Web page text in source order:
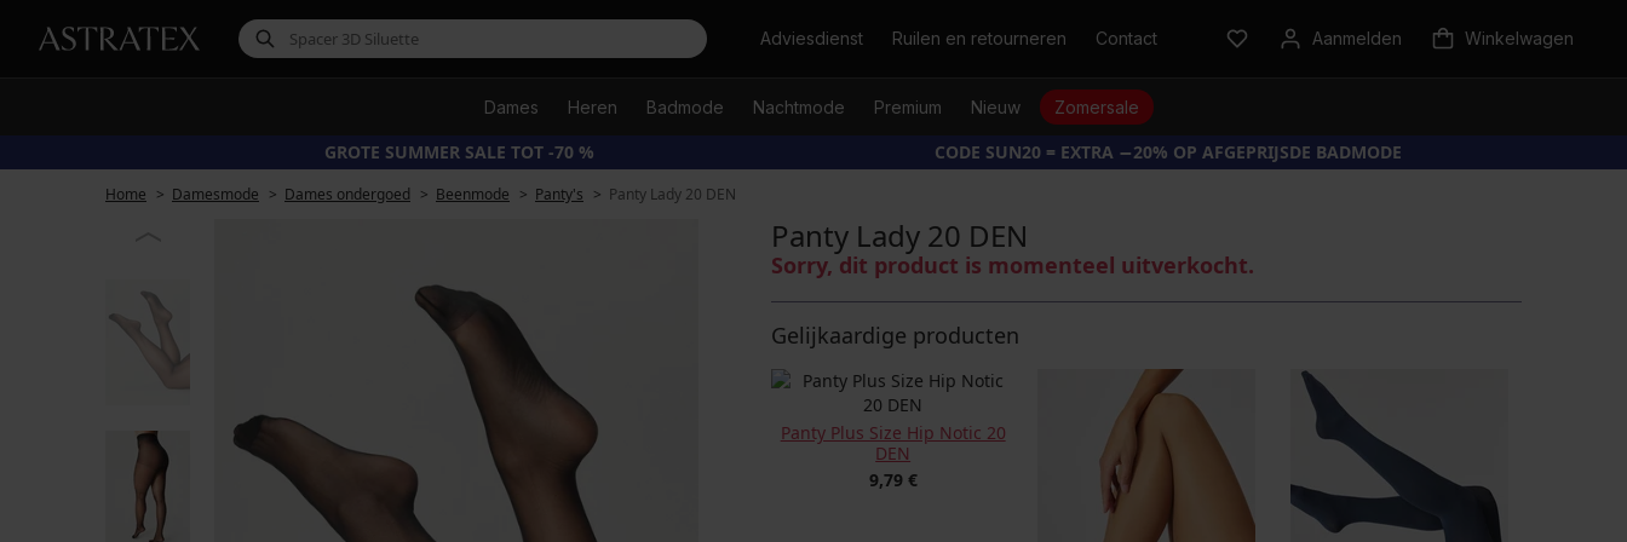
ZoekenAdviesdienst Ruilen en retourneren Contact Aanmelden Winkelwagen
Dames Heren Badmode Nachtmode Premium Nieuw Zomersale
GROTE SUMMER SALE TOT -70 % CODE SUN20 = EXTRA −20% OP AFGEPRIJSDE BADMODE
Home Damesmode Dames ondergoed Beenmode Panty's Panty Lady 20 DEN
Panty Lady 20 DEN
Sorry, dit product is momenteel uitverkocht.
Gelijkaardige producten
Panty Plus Size Hip Notic 20
DEN
9,79 €